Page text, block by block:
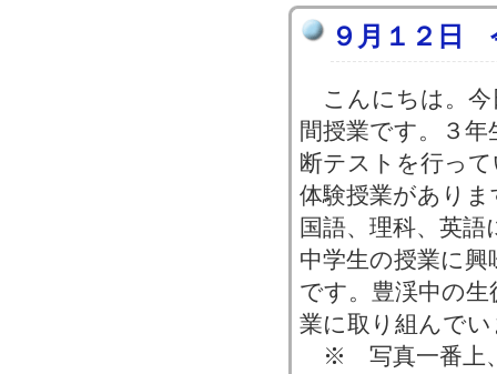
９月１２日
こんにちは。今
間授業です。３
断テストを行っ
体験授業があり
国語、理科、英
中学生の授業に
です。豊渓中の
業に取り組んで
※ 写真一番上、